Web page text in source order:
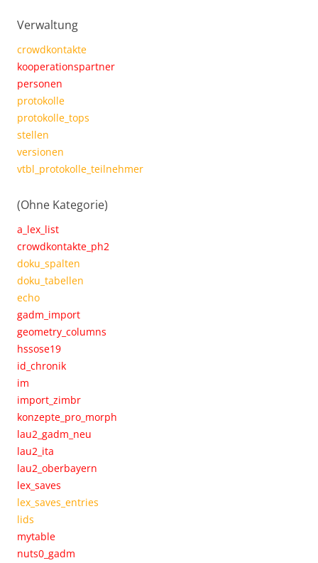
Verwaltung
crowdkontakte
kooperationspartner
personen
protokolle
protokolle_tops
stellen
versionen
vtbl_protokolle_teilnehmer
(Ohne Kategorie)
a_lex_list
crowdkontakte_ph2
doku_spalten
doku_tabellen
echo
gadm_import
geometry_columns
hssose19
id_chronik
im
import_zimbr
konzepte_pro_morph
lau2_gadm_neu
lau2_ita
lau2_oberbayern
lex_saves
lex_saves_entries
lids
mytable
nuts0_gadm